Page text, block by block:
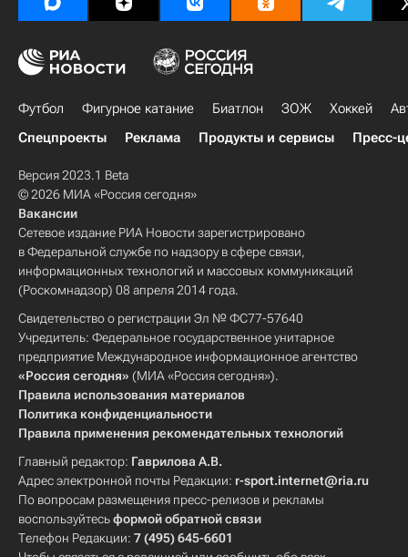
Футбол Фигурное катание Биатлон ЗОЖ Хоккей
Спецпроекты
Реклама Продукты и сервисы Пресс-
Версия 2023.1 Beta
© 2026 МИА «Россия сегодня»
Вакансии
Сетевое издание РИА Новости зарегистрировано
в Федеральной службе по надзору в сфере связи,
информационных технологий и массовых коммуникаций
(Роскомнадзор) 08 апреля 2014 года.
Свидетельство о регистрации Эл № ФС77-57640
Учредитель: Федеральное государственное унитарное
предприятие Международное информационное агентство
«Россия сегодня» (МИА «Россия сегодня»).
Правила использования материалов
Политика конфиденциальности
Правила применения рекомендательных технологий
Главный редактор: Гаврилова А.В.
Адрес электронной почты Редакции: r-sport.internet@ria.ru
По вопросам размещения пресс-релизов и рекламы
воспользуйтесьформой обратной связи
Телефон Редакции: 7 (495) 645-6601